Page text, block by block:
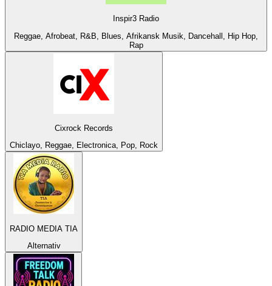
Inspir3 Radio
Reggae, Afrobeat, R&B, Blues, Afrikansk Musik, Dancehall, Hip Hop,
Rap
Cixrock Records
Chiclayo, Reggae, Electronica, Pop, Rock
RADIO MEDIA TIA
Alternativ